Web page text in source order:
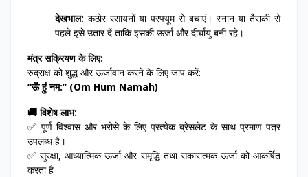
देखभाल: कठोर रसायनों या परफ्यूम से बचाएं। स्नान या तैराकी से
पहले इसे उतार दें ताकि इसकी ऊर्जा और दीर्घायु बनी रहे।
मंत्र सक्रियण के लिए:
रुद्राक्ष को शुद्ध और ऊर्जावान करने के लिए जाप करें:
“ऊँ हुं नम:” (Om Hum Namah)
🚚 विशेष लाभ:
✅ पूर्ण विश्वास और भरोसे के लिए प्रत्येक ब्रेसलेट के साथ प्रमाण पत्र
उपलब्ध है।
✅ सुरक्षा, आध्यात्मिक ऊर्जा और समृद्धि तथा सकारात्मक ऊर्जा को आकर्षित
करता है